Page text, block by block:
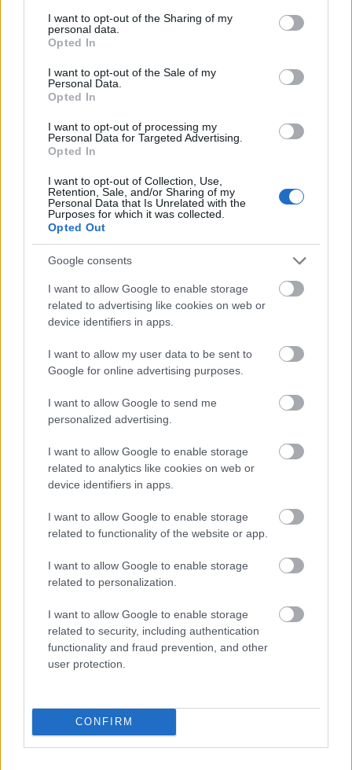
not limited to your visit or usage behaviour. You may click to
grant or deny consent to Google and its third-party tags to
use your data for below specified purposes in below Google
consent section.
I want to opt-out of the Sharing of my
personal data.
Opted In
I want to opt-out of the Sale of my
Personal Data.
Opted In
I want to opt-out of processing my
Personal Data for Targeted Advertising.
Opted In
I want to opt-out of Collection, Use,
Retention, Sale, and/or Sharing of my
Personal Data that Is Unrelated with the
Purposes for which it was collected.
Opted Out
Google consents
I want to allow Google to enable storage
related to advertising like cookies on web or
device identifiers in apps.
I want to allow my user data to be sent to
Google for online advertising purposes.
I want to allow Google to send me
personalized advertising.
I want to allow Google to enable storage
related to analytics like cookies on web or
device identifiers in apps.
I want to allow Google to enable storage
related to functionality of the website or app.
I want to allow Google to enable storage
related to personalization.
I want to allow Google to enable storage
related to security, including authentication
functionality and fraud prevention, and other
user protection.
CONFIRM
videóban, mint a tényleges mozgókép, mivel
rögzítheti a nézők fejében elmondottakat. Jelölje ki
azokat a kulcsszavakat és kifejezéseket, amelyek
hatással vannak, és húzza alá azt az üzenetet,
amelyen a videó megpróbál átjutni.
Adjon meg néhány kritériumot annak
megállapításához, hogy a videói sikeresek-e vagy
sem. Csak a videó megtekintése nem elég. A
nyújt arról, hogyan fogadják a videót. Határozza
meg, hogy hány ember nézte meg a videót, és
mennyit nézett meg belőle.
Ne felejtsen el visszalinkelni a webhelyére a videó
más harmadik fél webhelyén teszik közzé. Nincs
értelme megpróbálni piacra dobni a márkáját, ha
nem tervezi az ügyfelek bevonulását a webhelyére,
Videó marketing segítségével világszerte elérhető. A
videomarketing használatakor nem kell a helyi
emberekre koncentrálnia. Az internetes videók
mindenki számára elérhetőek, aki rendelkezik
mobiltelefonnal vagy számítógéppel. Mindaz, amit
itt tanult, segíthet egy hatékony videomarketing-
kampány megtervezésében és végrehajtásában.
feliratok,pompom,házassági
évforduló,farsangi jelmezek,esküvői
torta
feliratok
pompom
házassági évforduló
esküvői torta
feliratok,pompom,házassági évforduló,farsangi